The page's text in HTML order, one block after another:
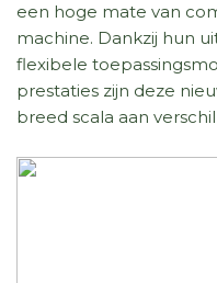
een hoge mate van
machine. Dankzij hun
flexibele
prestaties zijn deze
breed scala aan